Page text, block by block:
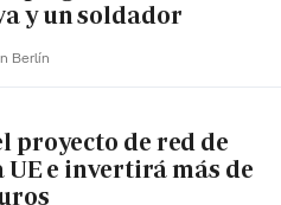
y un soldador
Berlín
proyecto de red de
UE e invertirá más de